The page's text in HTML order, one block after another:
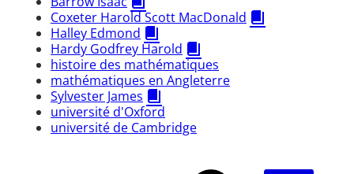
Coxeter Harold Scott MacDonald
Halley Edmond
Hardy Godfrey Harold
histoire des mathématiques
mathématiques en Angleterre
Sylvester James
université d'Oxford
université de Cambridge